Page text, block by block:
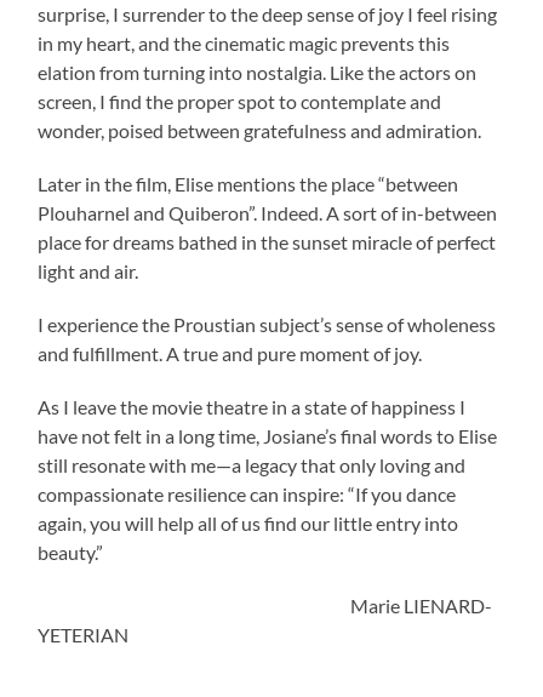
surprise, I surrender to the deep sense of joy I feel rising
in my heart, and the cinematic magic prevents this
elation from turning into nostalgia. Like the actors on
screen, I find the proper spot to contemplate and
wonder, poised between gratefulness and admiration.
Later in the film, Elise mentions the place “between
Plouharnel and Quiberon”. Indeed. A sort of in-between
place for dreams bathed in the sunset miracle of perfect
light and air.
I experience the Proustian subject’s sense of wholeness
and fulfillment. A true and pure moment of joy.
As I leave the movie theatre in a state of happiness I
have not felt in a long time, Josiane’s final words to Elise
still resonate with me—a legacy that only loving and
compassionate resilience can inspire: “If you dance
again, you will help all of us find our little entry into
beauty.”
Marie LIENARD-
YETERIAN